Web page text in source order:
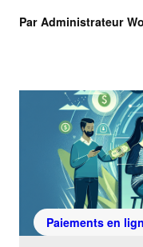
Par Administrateur
Paiements en